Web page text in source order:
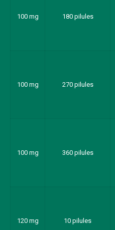
100 mg 180 pilules
100 mg 270 pilules
100 mg 360 pilules
120 mg 10 pilules